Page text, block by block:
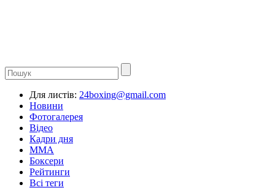
Для листів: 24boxing@gmail.com
Новини
Фотогалерея
Відео
Кадри дня
ММА
Боксери
Рейтинги
Всі теги